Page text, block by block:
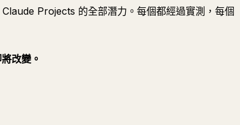
Projects 的全部潛力。每個都經過實測，每個
改變。